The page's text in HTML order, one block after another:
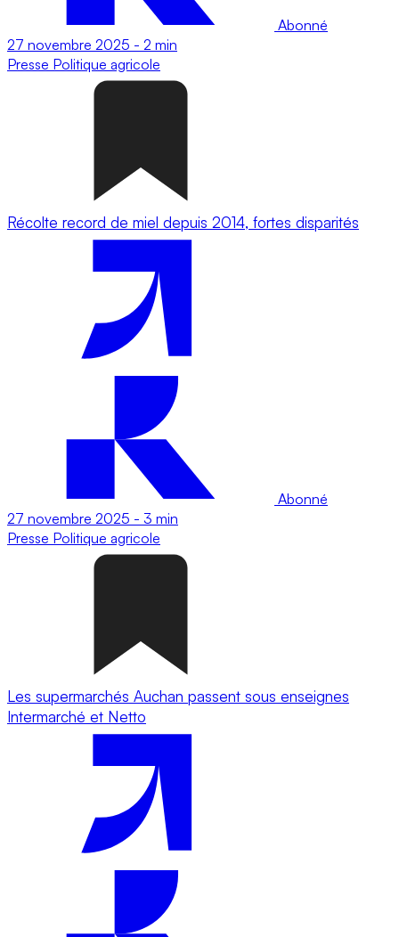
Abonné
27 novembre 2025 - 2 min
Presse Politique agricole
Récolte record de miel depuis 2014, fortes disparités
Abonné
27 novembre 2025 - 3 min
Presse Politique agricole
Les supermarchés Auchan passent sous enseignes
Intermarché et Netto